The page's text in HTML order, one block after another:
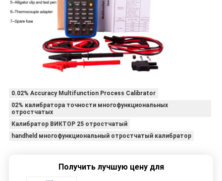
0.02% Accuracy Multifunction Process Calibrator
02% калибратора точности многофункциональных
отростчатых
Калибратор ВИКТОР 25 отростчатый
handheld многофункциональный отростчатый калибратор
Получить лучшую цену для